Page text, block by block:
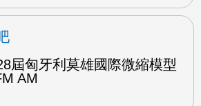
屆匈牙利莫雄國際微縮模型
AM